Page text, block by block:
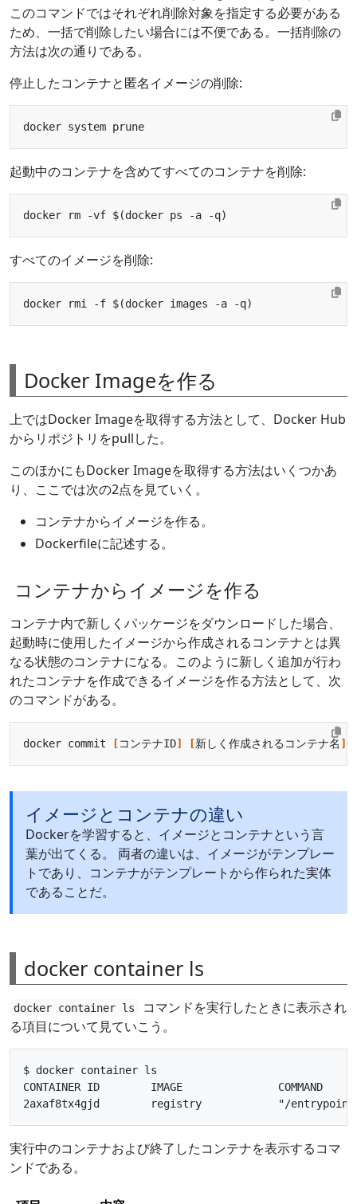
このコマンドではそれぞれ削除対象を指定する必要がある
ため、一括で削除したい場合には不便である。一括削除の
方法は次の通りである。
停止したコンテナと匿名イメージの削除:
起動中のコンテナを含めてすべてのコンテナを削除:
すべてのイメージを削除:
Docker Imageを作る
上ではDocker Imageを取得する方法として、Docker Hub
からリポジトリをpullした。
このほかにもDocker Imageを取得する方法はいくつかあ
り、ここでは次の2点を見ていく。
コンテナからイメージを作る。
Dockerfileに記述する。
コンテナからイメージを作る
コンテナ内で新しくパッケージをダウンロードした場合、
起動時に使用したイメージから作成されるコンテナとは異
なる状態のコンテナになる。このように新しく追加が行わ
れたコンテナを作成できるイメージを作る方法として、次
のコマンドがある。
docker commit [コンテナID] [新しく作成されるコンテナ名 ]
イメージとコンテナの違い
Dockerを学習すると、イメージとコンテナという言
葉が出てくる。 両者の違いは、イメージがテンプレー
トであり、コンテナがテンプレートから作られた実体
であることだ。
docker container ls
docker container ls
コマンドを実行したときに表示され
る項目について見ていこう。
$ docker container ls
CONTAINER ID        IMAGE
実行中のコンテナおよび終了したコンテナを表示するコマ
ンドである。